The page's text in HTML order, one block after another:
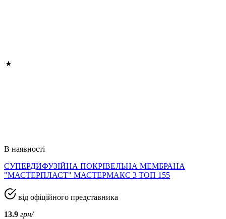
В наявності
СУПЕРДИФУЗІЙНА ПОКРІВЕЛЬНА МЕМБРАНА
"МАСТЕРПЛАСТ" МАСТЕРМАКС 3 ТОП 155
від офіційного представника
13.9 грн/